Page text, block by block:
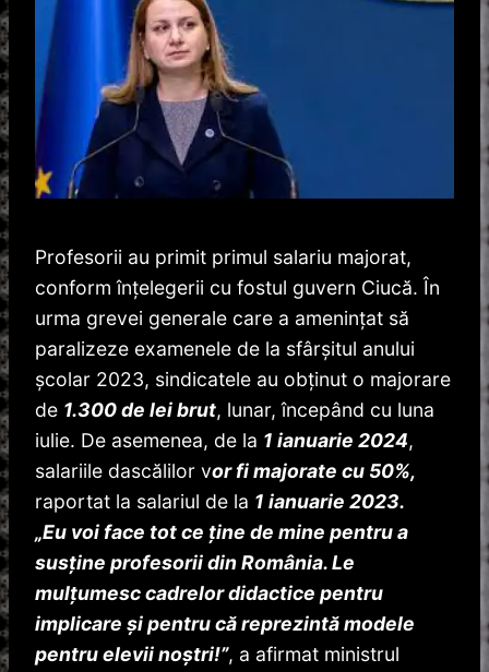
Profesorii au primit primul salariu majorat,
conform înțelegerii cu fostul guvern Ciucă. În
urma grevei generale care a amenințat să
paralizeze examenele de la sfârșitul anului
școlar 2023, sindicatele au obținut o majorare
de 1.300 de lei brut, lunar, începând cu luna
iulie. De asemenea, de la 1 ianuarie 2024,
salariile dascălilor vor fi majorate cu 50%,
raportat la salariul de la 1 ianuarie 2023.
„Eu voi face tot ce ţine de mine pentru a
susţine profesorii din România. Le
mulţumesc cadrelor didactice pentru
implicare şi pentru că reprezintă modele
pentru elevii noştri!”, a afirmat ministrul